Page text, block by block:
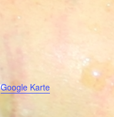
Google Karte